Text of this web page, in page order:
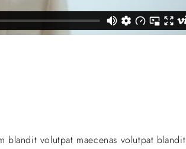
volutpat maecenas volutpat blandit